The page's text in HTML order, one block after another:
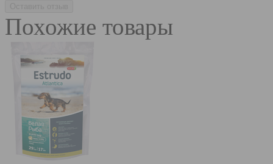
Похожие товары